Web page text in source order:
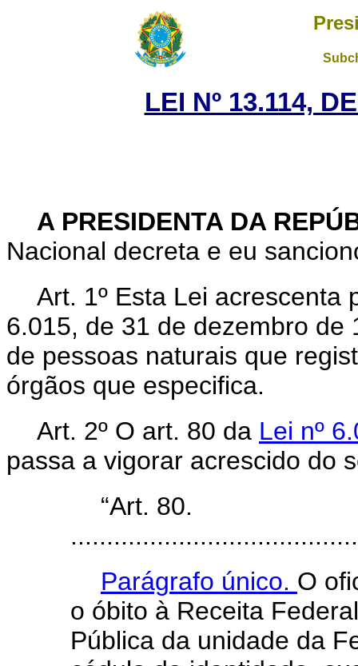
LEI Nº 13.114,
A PRESIDENTA DA
Nacional decreta e eu
Art. 1º Esta Lei acrescenta
6.015, de 31 de dezembro de
de pessoas naturais que
órgãos que especifica.
Art. 2º O art. 80 da Lei nº
passa a vigorar acrescido do
“Art. 80.
Parágrafo único. O
o óbito à Receita
Pública da unidade da